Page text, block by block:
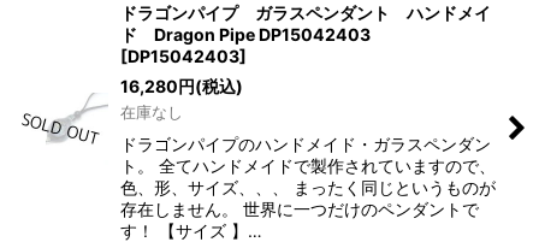
絞り込む
ドラゴンパイプ ガラスペンダント ハンドメイ
ド Dragon Pipe DP15042403
[DP15042403]
16,280円(税込)
在庫なし
ドラゴンパイプのハンドメイド・ガラスペンダン
ト。 全てハンドメイドで製作されていますので、
色、形、サイズ、、、 まったく同じというものが
存在しません。 世界に一つだけのペンダントで
す！ 【サイズ 】…